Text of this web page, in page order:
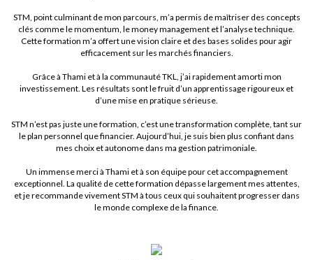
STM, point culminant de mon parcours, m’a permis de maîtriser des concepts
clés comme le momentum, le money management et l’analyse technique.
Cette formation m’a offert une vision claire et des bases solides pour agir
efficacement sur les marchés financiers.
Grâce à Thami et à la communauté TKL, j’ai rapidement amorti mon
investissement. Les résultats sont le fruit d’un apprentissage rigoureux et
d’une mise en pratique sérieuse.
STM n’est pas juste une formation, c’est une transformation complète, tant sur
le plan personnel que financier. Aujourd’hui, je suis bien plus confiant dans
mes choix et autonome dans ma gestion patrimoniale.
Un immense merci à Thami et à son équipe pour cet accompagnement
exceptionnel. La qualité de cette formation dépasse largement mes attentes,
et je recommande vivement STM à tous ceux qui souhaitent progresser dans
le monde complexe de la finance.